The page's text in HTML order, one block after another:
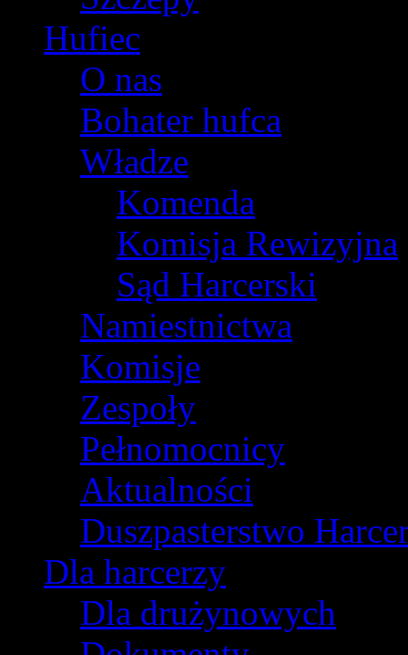
Hufiec
O nas
Bohater hufca
Władze
Komenda
Komisja Rewizyjna
Sąd Harcerski
Namiestnictwa
Komisje
Zespoły
Pełnomocnicy
Aktualności
Duszpasterstwo
Dla harcerzy
Dla drużynowych